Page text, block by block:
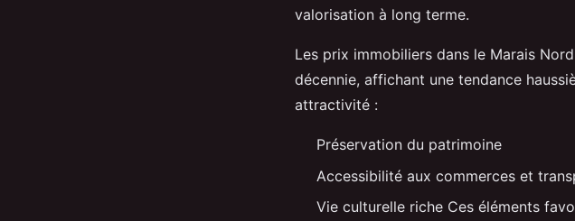
valorisation à long terme.
Les prix immobiliers dans le Marais
décennie, affichant une tendance
attractivité :
Préservation du patrimoine
Accessibilité aux commerces et
Vie culturelle riche Ces éléments